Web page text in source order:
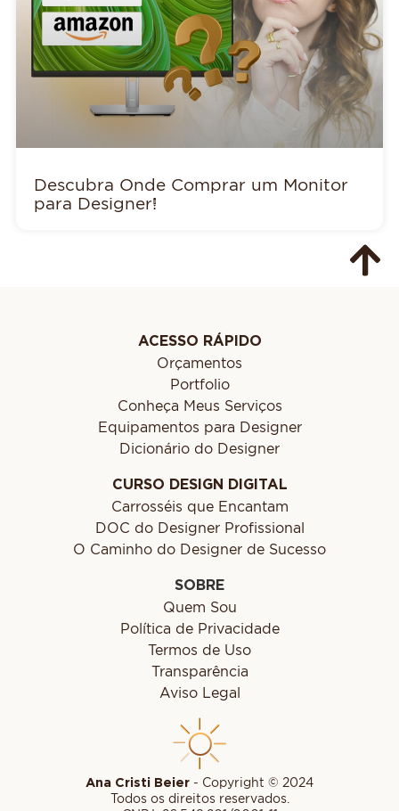
Descubra Onde Comprar um Monitor
para Designer!
Ana Cristi Beier - Copyright © 2024
Todos os direitos reservados.
ACESSO RÁPIDO
Orçamentos
Portfolio
Conheça Meus Serviços
Equipamentos para Designer
Dicionário do Designer
CURSO DESIGN DIGITAL
Carrosséis que Encantam
DOC do Designer Profissional
O Caminho do Designer de Sucesso
SOBRE
Quem Sou
Política de Privacidade
Termos de Uso
Transparência
Aviso Legal